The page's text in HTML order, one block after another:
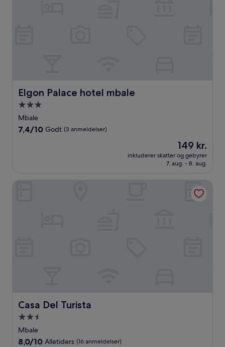
Elgon Palace hotel mbale
Elgon Palace hotel mbale
3.0-
stjernet
overnatningssted
Mbale
7.4
anmeldelser)
7,4/10 Godt (3 anmeldelser)
Prisen
er
149 kr.
149 kr.
inkluderer skatter og gebyrer
7. aug. - 8. aug.
Casa Del Turista
Casa Del Turista
2.5-
stjernet
overnatningssted
Mbale
8.0
8,0/10 Alletiders (16 anmeldelser)